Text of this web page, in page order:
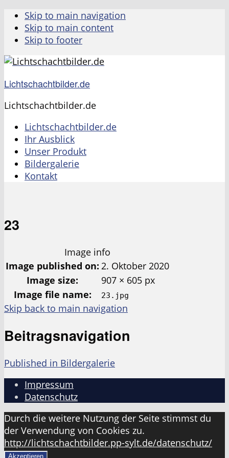
Skip to main navigation
Skip to main content
Skip to footer
Lichtschachtbilder.de
Lichtschachtbilder.de
Lichtschachtbilder.de
Ihr Ausblick
Unser Produkt
Bildergalerie
Kontakt
23
Image info
Image published on: 2. Oktober 2020
Image size:
907 × 605 px
Image file name:
23.jpg
Skip back to main navigation
Beitragsnavigation
Published in Bildergalerie
Impressum
Datenschutz
Durch die weitere Nutzung der Seite stimmst du
der Verwendung von Cookies zu.
http://lichtschachtbilder.pp-sylt.de/datenschutz/
Akzeptieren